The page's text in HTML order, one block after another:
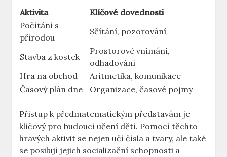
Aktivita
Klíčové dovednosti
Počítání s
přírodou
Sčítání, pozorování
Stavba z kostek
Prostorové vnímání,
odhadování
Hra na obchod
Aritmetika, komunikace
Časový plán dne
Organizace, časové pojmy
Přístup k předmatematickým představám je
klíčový pro budoucí učení dětí. Pomocí těchto
hravých aktivit se nejen učí čísla a tvary, ale také
se posilují jejich socializační schopnosti a